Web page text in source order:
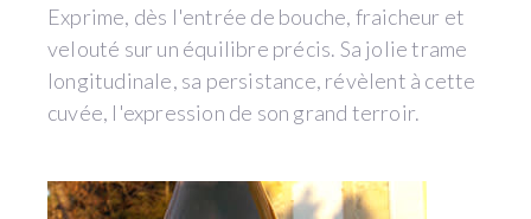
Exprime, dès l'entrée de bouche, fraicheur et
velouté sur un équilibre précis. Sa jolie trame
longitudinale, sa persistance, révèlent à cette
cuvée, l'expression de son grand terroir.